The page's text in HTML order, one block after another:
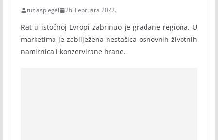
tuzlaspiegel 26. Februara 2022.
Rat u istočnoj Evropi zabrinuo je građane regiona. U
marketima je zabilježena nestašica osnovnih životnih
namirnica i konzervirane hrane.